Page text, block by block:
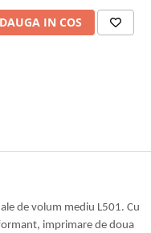
IN COS
de volum mediu L501. Cu
imprimare de doua